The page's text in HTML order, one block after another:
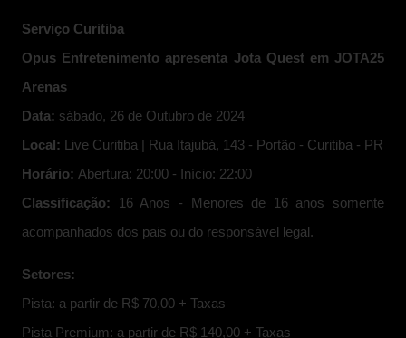
Serviço Curitiba
Opus Entretenimento apresenta Jota Quest em JOTA25
Arenas
Data: sábado, 26 de Outubro de 2024
Local: Live Curitiba | Rua Itajubá, 143 - Portão - Curitiba - PR
Horário: Abertura: 20:00 - Início: 22:00
Classificação: 16 Anos - Menores de 16 anos somente
acompanhados dos pais ou do responsável legal.
Setores:
Pista: a partir de R$ 70,00 + Taxas
Pista Premium: a partir de R$ 140,00 + Taxas